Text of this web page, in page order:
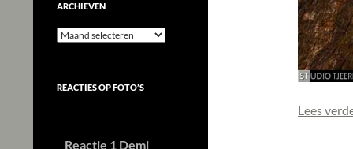
Lees
ARCHIEVEN
Archieven
REACTIES OP FOTO’S
Reactie 1 Demi